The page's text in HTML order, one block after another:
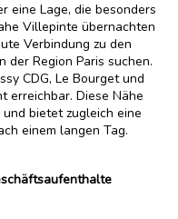
eine Lage, die besonders
Villepinte übernachten
Verbindung zu den
Region Paris suchen.
CDG, Le Bourget und
erreichbar. Diese Nähe
bietet zugleich eine
einem langen Tag.